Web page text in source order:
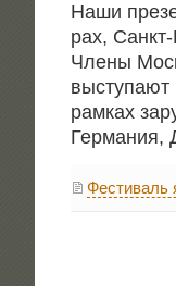
Наши
рах,
Чле­ны
высту­па­ют
рам­ках
Гер­ма­ния,
Фестиваль